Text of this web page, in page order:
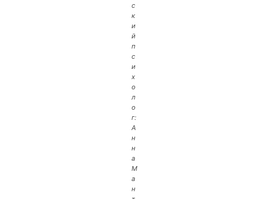
с
к
и
й
п
с
и
х
о
л
о
г:
А
н
н
а
М
а
н